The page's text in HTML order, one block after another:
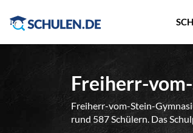
Freiherr-
Freiherr-vom-Stein-
rund 587 Schülern. Das